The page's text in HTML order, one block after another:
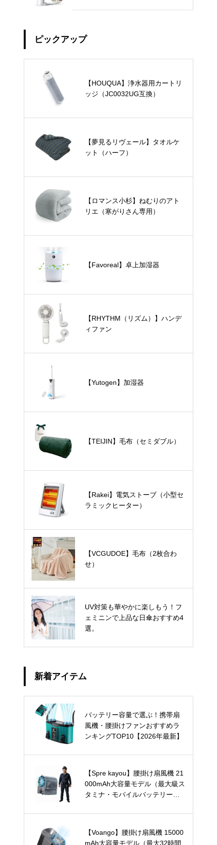
ピックアップ
【HOUQUA】浄水器用カートリ
ッジ（JC0032UG互換）
【夢見るリヴェール】タオルケ
ット（ハーフ）
【ロマンス小杉】ねむりのアト
リエ（寒がりさん専用）
【Favoreal】卓上加湿器
【RHYTHM（リズム）】ハンデ
ィファン
【Yutogen】加湿器
【TEIJIN】毛布（セミダブル）
【Rakei】電気ストーブ（小型セ
ラミックヒーター）
【VCGUDOE】毛布（2枚合わ
せ）
UV対策も華やかに楽しもう！フ
ェミニンで上品な日傘おすすめ4
選。
新着アイテム
バッテリー容量で選ぶ！携帯扇
風機・腰掛けファンおすすめラ
ンキングTOP10【2026年最新】
【Spre kayou】腰掛け扇風機 21
000mAh大容量モデル（最大級ス
タミナ・モバイルバッテリー兼
【Voango】腰掛け扇風機 15000
mAh大容量モデル（最大32時間